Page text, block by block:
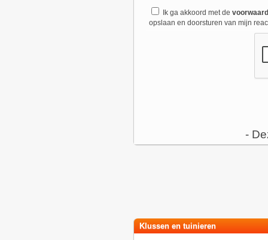
Ik ga akkoord met de
opslaan en doorsturen van mijn
-
Klussen en tuinieren